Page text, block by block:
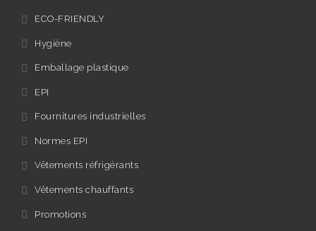
ECO-FRIENDLY
Hygiène
Emballage plastique
EPI
Fournitures industrielles
Normes EPI
Vêtements réfrigérants
Vêtements chauffants
Promotions